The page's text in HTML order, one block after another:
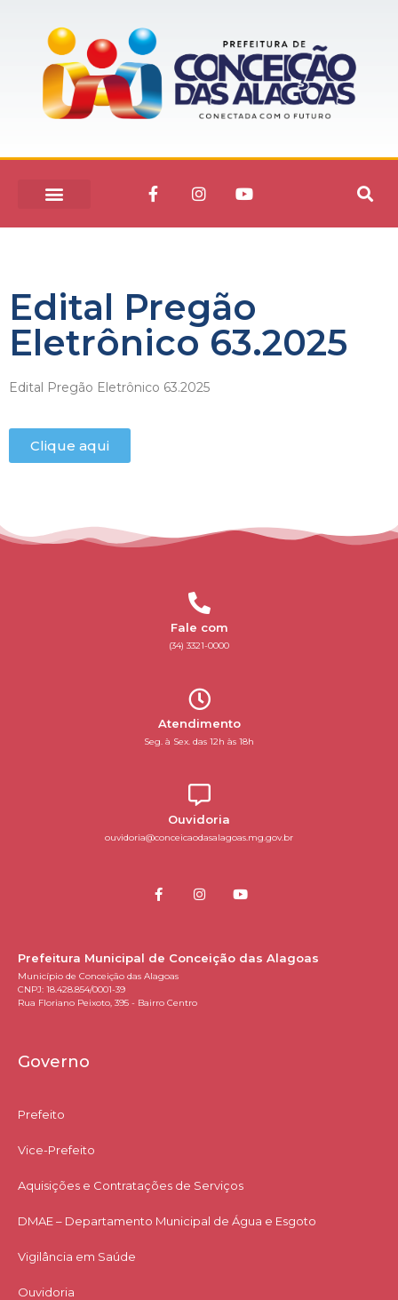
Edital Pregão
Eletrônico 63.2025
Edital Pregão Eletrônico 63.2025
Clique aqui
Fale com
(34) 3321-0000
Atendimento
Seg. à Sex. das 12h às 18h
Ouvidoria
ouvidoria@conceicaodasalagoas.mg.gov.br
Prefeitura Municipal de Conceição das Alagoas
Município de Conceição das Alagoas
CNPJ: 18.428.854/0001-39
Rua Floriano Peixoto, 395 - Bairro Centro
Governo
Prefeito
Vice-Prefeito
Aquisições e Contratações de Serviços​
DMAE – Departamento Municipal de Água e Esgoto
Vigilância em Saúde
Ouvidoria